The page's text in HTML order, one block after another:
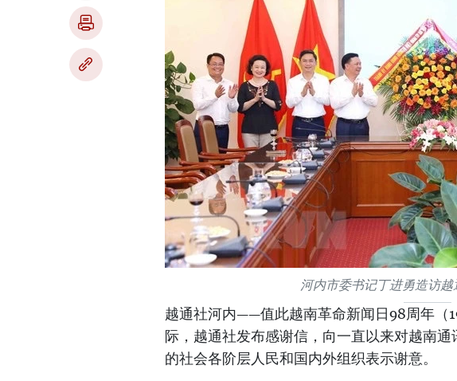
河内市委书记丁进勇造访
越通社河内——值此越南革命新闻日98周年（
际，越通社发布感谢信，向一直以来对越南
的社会各阶层人民和国内外组织表示谢意。